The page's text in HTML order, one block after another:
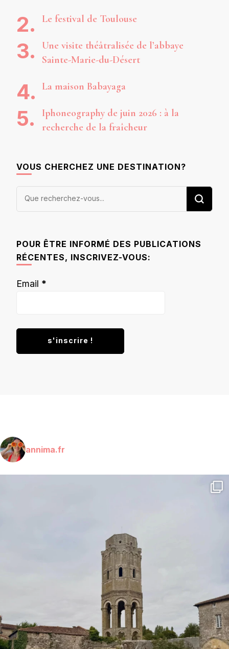
Le festival de Toulouse
Une visite théâtralisée de l’abbaye
Sainte-Marie-du-Désert
La maison Babayaga
Iphoneography de juin 2026 : à la
recherche de la fraîcheur
VOUS CHERCHEZ UNE DESTINATION?
Vous
POUR ÊTRE INFORMÉ DES PUBLICATIONS
RÉCENTES, INSCRIVEZ-VOUS:
Email *
annima.fr